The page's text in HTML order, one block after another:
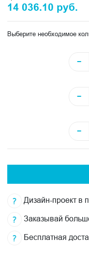
14 036.10 руб.
Выберите необходимое
−
−
−
Дизайн-проект в
Заказывай
Бесплатная